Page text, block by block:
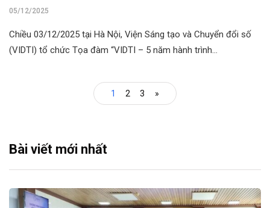
05/12/2025
Chiều 03/12/2025 tại Hà Nội, Viện Sáng tạo và Chuyển đổi số
(VIDTI) tổ chức Tọa đàm “VIDTI – 5 năm hành trình…
1 2 3 »
Bài viết mới nhất